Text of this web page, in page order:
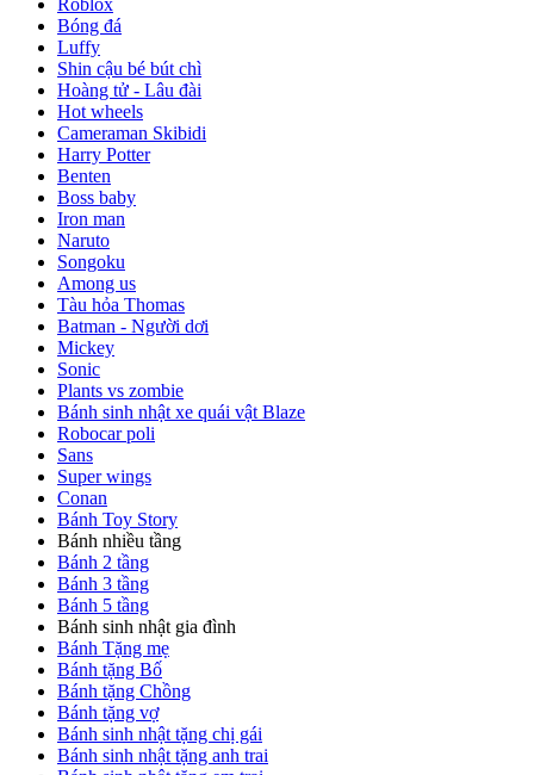
Bóng đá
Luffy
Shin cậu bé bút chì
Hoàng tử - Lâu đài
Hot wheels
Cameraman Skibidi
Harry Potter
Benten
Boss baby
Iron man
Naruto
Songoku
Among us
Tàu hỏa Thomas
Batman - Người dơi
Mickey
Sonic
Plants vs zombie
Bánh sinh nhật xe quái vật Blaze
Robocar poli
Sans
Super wings
Conan
Bánh Toy Story
Bánh nhiều tầng
Bánh 2 tầng
Bánh 3 tầng
Bánh 5 tầng
Bánh sinh nhật gia đình
Bánh Tặng mẹ
Bánh tặng Bố
Bánh tặng Chồng
Bánh tặng vợ
Bánh sinh nhật tặng chị gái
Bánh sinh nhật tặng anh trai